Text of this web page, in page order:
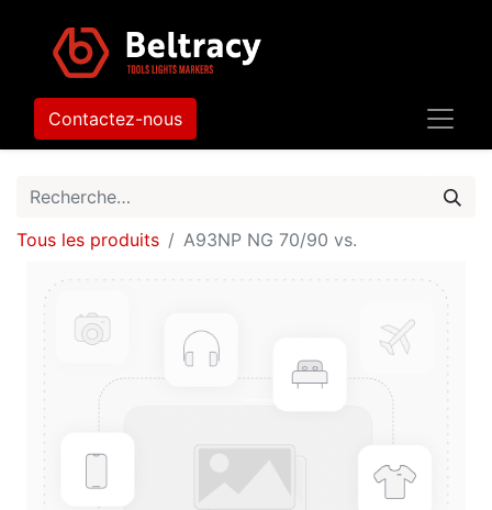
Contactez-nous
Tous les produits A93NP NG 70/90 vs.